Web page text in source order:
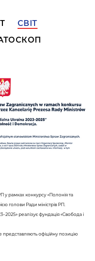
СВІТ
у рамках конкурсу «Полонія та
голови Ради міністрів РП.
реалізує фундація «Свобода і
представляють офіційну позицію